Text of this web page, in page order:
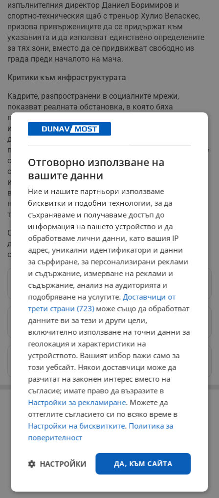
изпълнителния директор Даниел Боримиров и
спортно-техническия щаб с треньор Хулио Веласкес,
призова привържениците да се придържат към
указанията и да използват единствено определените
за тях зони, вместо да се придвижват свободно из
града преди началото на мача.
Критики към инфраструктурата
Кадрите, разпространени в социалните мрежи,
показват реалната обстановка, в която бяха
поставени българските запалянковци. Много от тях
изразиха недоволство, че високата телена ограда
драстично влошава преживяването на стадиона,
правейки наблюдението на играта трудно. Въпреки че
спортното съоръжение в Баня Лука се опитва да
отговори на изискванията за сигурност, начинът на
изпълнение на сектора за гости бе поставен под
въпрос от мнозина, които смятат, че подобни условия
не кореспондират с нивото на футболен двубой от
такъв ранг.
Случилото се на 7 юли в Баня Лука остава тема за
дискусия сред футболната общественост относно
стандартите за приемане на гостуващи агитки.
Следвай ни в Google News→
Предпочитани източници→
Изпращайте снимки и информация на
news@dunavmost.com
РЕКЛАМА
Отговорно използване на
вашите данни
Ние и нашите партньори използваме
бисквитки и подобни технологии, за да
съхраняваме и получаваме достъп до
информация на вашето устройство и да
обработваме лични данни, като вашия IP
адрес, уникални идентификатори и данни
за сърфиране, за персонализирани реклами
и съдържание, измерване на реклами и
съдържание, анализ на аудиторията и
подобряване на услугите.Доставчици от
трети страни (723)може също да обработват
данните ви за тези и други цели,
включително използване на точни данни за
геолокация и характеристики на
устройството. Вашият избор важи само за
този уебсайт. Някои доставчици може да
разчитат на законен интерес вместо на
съгласие; имате право да възразите в
Настройки за рекламиране. Можете да
оттеглите съгласието си по всяко време в
Настройки на бисквитките. Политика за
поверителност
ДА, КЪМ САЙТА
НАСТРОЙКИ
Строго
Ефективност